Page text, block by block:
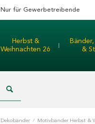
Nur für Gewerbetreibende
Herbst &
Weihnachten 26
&
Dekobänder / Motivbänder Herbst &